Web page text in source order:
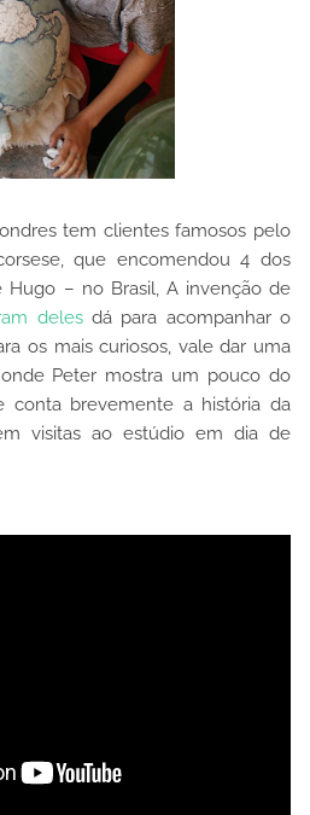
tem clientes famosos pelo
que encomendou 4 dos
– no Brasil, A invenção de
delesdá para acompanhar o
os mais curiosos, vale dar uma
Peter mostra um pouco do
conta brevemente a história da
visitas ao estúdio em dia de